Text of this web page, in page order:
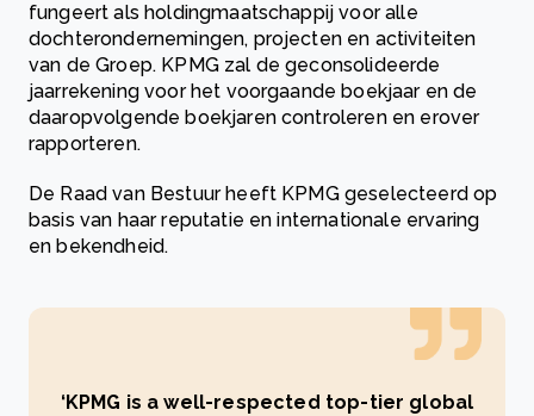
fungeert als holdingmaatschappij voor alle
dochterondernemingen, projecten en activiteiten
van de Groep. KPMG zal de geconsolideerde
jaarrekening voor het voorgaande boekjaar en de
daaropvolgende boekjaren controleren en erover
rapporteren.
De Raad van Bestuur heeft KPMG geselecteerd op
basis van haar reputatie en internationale ervaring
en bekendheid.
‘KPMG is a well-respected top-tier global